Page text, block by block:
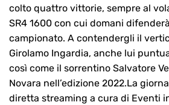
colto quattro vittorie, sempre al
SR4 1600 con cui domani
campionato. A contendergli il
Girolamo Ingardia, anche lui
così come il sorrentino Salvatore
Novara nell’edizione 2022.La
diretta streaming a cura di Eventi